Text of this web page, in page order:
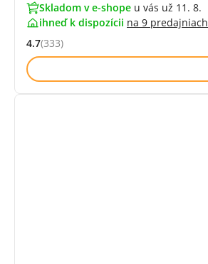
Skladom v e-shope u vás už 11. 8.
ihneď k dispozícii na 9 predajniach
Hodnocení: 4.7 z 5 (333 recenzí)
4.7(333)